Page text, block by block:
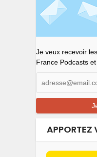
Je veux recevoir
France Podcasts
APPORTEZ